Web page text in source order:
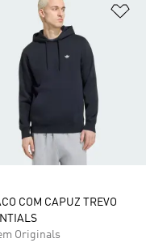
à Lista de Desejos
COM CAPUZ TREVO
Originals